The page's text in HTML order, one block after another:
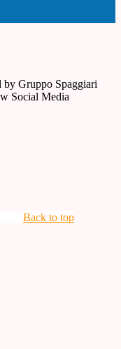
by Gruppo Spaggiari
Social Media
Back to top